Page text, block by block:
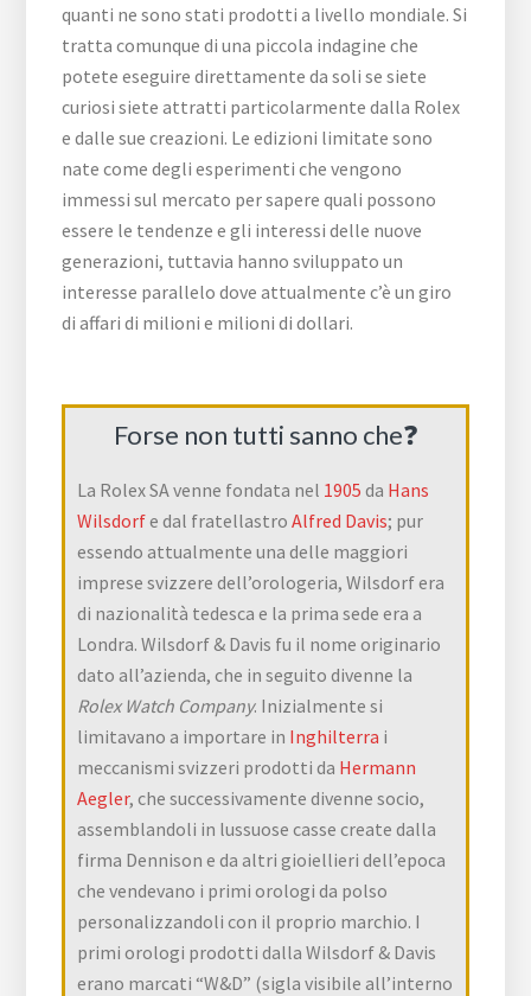
quanti ne sono stati prodotti a livello mondiale. Si
tratta comunque di una piccola indagine che
potete eseguire direttamente da soli se siete
curiosi siete attratti particolarmente dalla Rolex
e dalle sue creazioni. Le edizioni limitate sono
nate come degli esperimenti che vengono
immessi sul mercato per sapere quali possono
essere le tendenze e gli interessi delle nuove
generazioni, tuttavia hanno sviluppato un
interesse parallelo dove attualmente c’è un giro
di affari di milioni e milioni di dollari.
Forse non tutti sanno che❓
La Rolex SA venne fondata nel 1905 da Hans
Wilsdorfe dal fratellastroAlfred Davis; pur
essendo attualmente una delle maggiori
imprese svizzere dell’orologeria, Wilsdorf era
di nazionalità tedesca e la prima sede era a
Londra. Wilsdorf & Davis fu il nome originario
dato all’azienda, che in seguito divenne la
Rolex Watch Company. Inizialmente si
limitavano a importare in Inghilterra i
meccanismi svizzeri prodotti da Hermann
Aegler, che successivamente divenne socio,
assemblandoli in lussuose casse create dalla
firma Dennison e da altri gioiellieri dell’epoca
che vendevano i primi orologi da polso
personalizzandoli con il proprio marchio. I
primi orologi prodotti dalla Wilsdorf & Davis
erano marcati “W&D” (sigla visibile all’interno